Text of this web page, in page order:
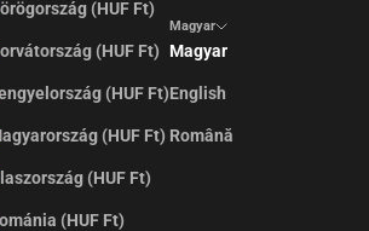
(HUF Ft)
(HUF Ft)
(HUF Ft)
(HUF Ft)
(HUF Ft)
(HUF Ft)
Magyar
Magyar
English
Română